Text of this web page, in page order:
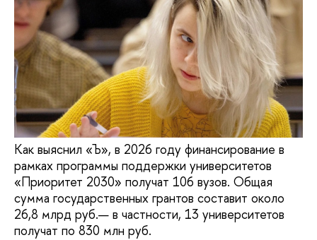
Как выяснил «Ъ», в 2026 году финансирование в
рамках программы поддержки университетов
«Приоритет 2030» получат 106 вузов. Общая
сумма государственных грантов составит около
26,8 млрд руб.— в частности, 13 университетов
получат по 830 млн руб.